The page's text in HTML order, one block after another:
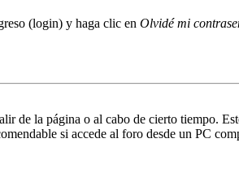
(login) y haga clic en Olvidé mi
de la página o al cabo de cierto tiempo.
si accede al foro desde un PC